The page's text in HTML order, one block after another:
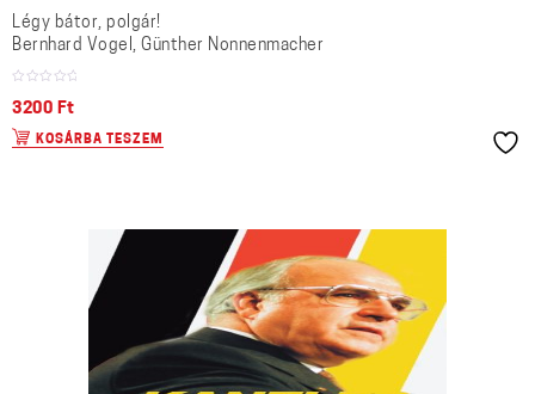
Légy bátor, polgár!
Bernhard Vogel, Günther Nonnenmacher
3200 Ft
KOSÁRBA TESZEM